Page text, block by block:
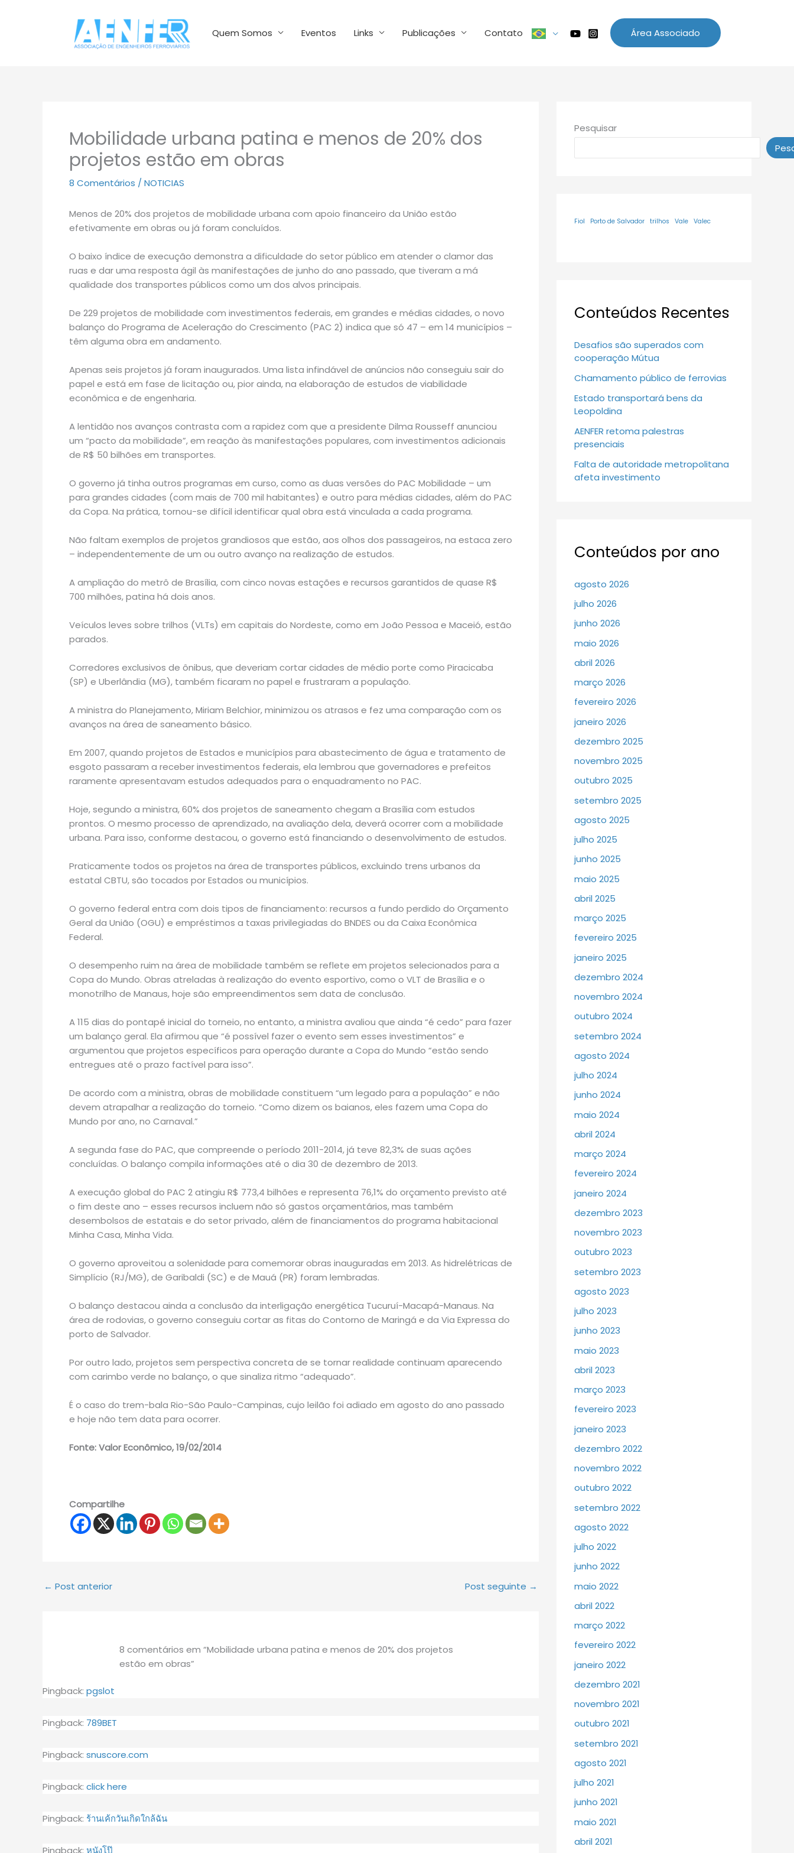
Quem Somos Eventos Links Publicações Contato Área Associado
Mobilidade urbana patina e menos de 20% dos
projetos estão em obras
8 Comentários / NOTICIAS
Menos de 20% dos projetos de mobilidade urbana com apoio financeiro da União estão
efetivamente em obras ou já foram concluídos.
O baixo índice de execução demonstra a dificuldade do setor público em atender o clamor das
ruas e dar uma resposta ágil às manifestações de junho do ano passado, que tiveram a má
qualidade dos transportes públicos como um dos alvos principais.
De 229 projetos de mobilidade com investimentos federais, em grandes e médias cidades, o novo
balanço do Programa de Aceleração do Crescimento (PAC 2) indica que só 47 – em 14 municípios –
têm alguma obra em andamento.
Apenas seis projetos já foram inaugurados. Uma lista infindável de anúncios não conseguiu sair do
papel e está em fase de licitação ou, pior ainda, na elaboração de estudos de viabilidade
econômica e de engenharia.
A lentidão nos avanços contrasta com a rapidez com que a presidente Dilma Rousseff anunciou
um “pacto da mobilidade”, em reação às manifestações populares, com investimentos adicionais
de R$ 50 bilhões em transportes.
O governo já tinha outros programas em curso, como as duas versões do PAC Mobilidade – um
para grandes cidades (com mais de 700 mil habitantes) e outro para médias cidades, além do PAC
da Copa. Na prática, tornou-se difícil identificar qual obra está vinculada a cada programa.
Não faltam exemplos de projetos grandiosos que estão, aos olhos dos passageiros, na estaca zero
– independentemente de um ou outro avanço na realização de estudos.
A ampliação do metrô de Brasília, com cinco novas estações e recursos garantidos de quase R$
700 milhões, patina há dois anos.
Veículos leves sobre trilhos (VLTs) em capitais do Nordeste, como em João Pessoa e Maceió, estão
parados.
Corredores exclusivos de ônibus, que deveriam cortar cidades de médio porte como Piracicaba
(SP) e Uberlândia (MG), também ficaram no papel e frustraram a população.
A ministra do Planejamento, Miriam Belchior, minimizou os atrasos e fez uma comparação com os
avanços na área de saneamento básico.
Em 2007, quando projetos de Estados e municípios para abastecimento de água e tratamento de
esgoto passaram a receber investimentos federais, ela lembrou que governadores e prefeitos
raramente apresentavam estudos adequados para o enquadramento no PAC.
Hoje, segundo a ministra, 60% dos projetos de saneamento chegam a Brasília com estudos
prontos. O mesmo processo de aprendizado, na avaliação dela, deverá ocorrer com a mobilidade
urbana. Para isso, conforme destacou, o governo está financiando o desenvolvimento de estudos.
Praticamente todos os projetos na área de transportes públicos, excluindo trens urbanos da
estatal CBTU, são tocados por Estados ou municípios.
O governo federal entra com dois tipos de financiamento: recursos a fundo perdido do Orçamento
Geral da União (OGU) e empréstimos a taxas privilegiadas do BNDES ou da Caixa Econômica
Federal.
O desempenho ruim na área de mobilidade também se reflete em projetos selecionados para a
Copa do Mundo. Obras atreladas à realização do evento esportivo, como o VLT de Brasília e o
monotrilho de Manaus, hoje são empreendimentos sem data de conclusão.
A 115 dias do pontapé inicial do torneio, no entanto, a ministra avaliou que ainda “é cedo” para fazer
um balanço geral. Ela afirmou que “é possível fazer o evento sem esses investimentos” e
argumentou que projetos específicos para operação durante a Copa do Mundo “estão sendo
entregues até o prazo factível para isso”.
De acordo com a ministra, obras de mobilidade constituem “um legado para a população” e não
devem atrapalhar a realização do torneio. “Como dizem os baianos, eles fazem uma Copa do
Mundo por ano, no Carnaval.”
A segunda fase do PAC, que compreende o período 2011-2014, já teve 82,3% de suas ações
concluídas. O balanço compila informações até o dia 30 de dezembro de 2013.
A execução global do PAC 2 atingiu R$ 773,4 bilhões e representa 76,1% do orçamento previsto até
o fim deste ano – esses recursos incluem não só gastos orçamentários, mas também
desembolsos de estatais e do setor privado, além de financiamentos do programa habitacional
Minha Casa, Minha Vida.
O governo aproveitou a solenidade para comemorar obras inauguradas em 2013. As hidrelétricas de
Simplício (RJ/MG), de Garibaldi (SC) e de Mauá (PR) foram lembradas.
O balanço destacou ainda a conclusão da interligação energética Tucuruí-Macapá-Manaus. Na
área de rodovias, o governo conseguiu cortar as fitas do Contorno de Maringá e da Via Expressa do
porto de Salvador.
Por outro lado, projetos sem perspectiva concreta de se tornar realidade continuam aparecendo
com carimbo verde no balanço, o que sinaliza ritmo “adequado”.
É o caso do trem-bala Rio-São Paulo-Campinas, cujo leilão foi adiado em agosto do ano passado
e hoje não tem data para ocorrer.
Fonte: Valor Econômico, 19/02/2014
Compartilhe
← Post anterior Post seguinte →
8 comentários em “Mobilidade urbana patina e menos de 20% dos projetos
estão em obras”
Pingback: pgslot
Pingback: 789BET
Pingback: snuscore.com
Pingback: click here
Pingback: ร้านเค้กวันเกิดใกล้ฉัน
Pingback: หนังโป๊
Pesquisar
Fiol Porto de Salvador trilhos Vale Valec
Conteúdos Recentes
Desafios são superados com
cooperação Mútua
Chamamento público de ferrovias
Estado transportará bens da
Leopoldina
AENFER retoma palestras
presenciais
Falta de autoridade metropolitana
afeta investimento
Conteúdos por ano
agosto 2026
julho 2026
junho 2026
maio 2026
abril 2026
março 2026
fevereiro 2026
janeiro 2026
dezembro 2025
novembro 2025
outubro 2025
setembro 2025
agosto 2025
julho 2025
junho 2025
maio 2025
abril 2025
março 2025
fevereiro 2025
janeiro 2025
dezembro 2024
novembro 2024
outubro 2024
setembro 2024
agosto 2024
julho 2024
junho 2024
maio 2024
abril 2024
março 2024
fevereiro 2024
janeiro 2024
dezembro 2023
novembro 2023
outubro 2023
setembro 2023
agosto 2023
julho 2023
junho 2023
maio 2023
abril 2023
março 2023
fevereiro 2023
janeiro 2023
dezembro 2022
novembro 2022
outubro 2022
setembro 2022
agosto 2022
julho 2022
junho 2022
maio 2022
abril 2022
março 2022
fevereiro 2022
janeiro 2022
dezembro 2021
novembro 2021
outubro 2021
setembro 2021
agosto 2021
julho 2021
junho 2021
maio 2021
abril 2021